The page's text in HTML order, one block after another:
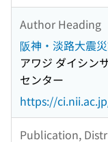
Author Heading
阪神・淡路大震
アワジ ダイシン
センター
https://
Publication,